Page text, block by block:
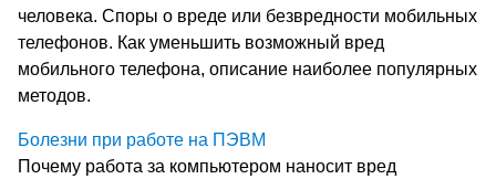
человека. Споры о вреде или безвредности мобильных
телефонов. Как уменьшить возможный вред
мобильного телефона, описание наиболее популярных
методов.
Болезни при работе на ПЭВМ
Почему работа за компьютером наносит вред